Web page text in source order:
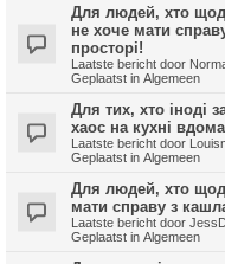
Для людей, хто
не хоче мати
просторі!
Laatste bericht door
Geplaatst in Algemeen
Для тих, хто іноді
хаос на кухні
Laatste bericht door
Geplaatst in Algemeen
Для людей, хто
мати справу з
Laatste bericht door
Geplaatst in Algemeen